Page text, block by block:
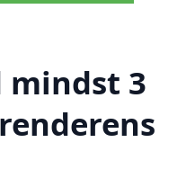
3